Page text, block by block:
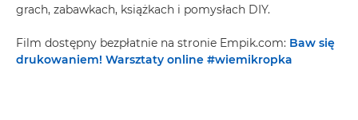
grach, zabawkach, książkach i pomysłach DIY.
Film dostępny bezpłatnie na stronie Empik.com: Baw się
drukowaniem! Warsztaty online #wiemikropka